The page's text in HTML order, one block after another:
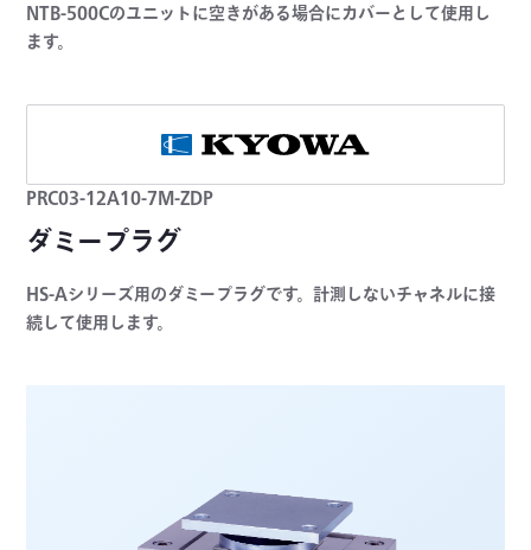
NTB-500Cのユニットに空きがある場合にカバーとして使用し
ます。
PRC03-12A10-7M-ZDP
ダミープラグ
HS-Aシリーズ用のダミープラグです。計測しないチャネルに接
続して使用します。